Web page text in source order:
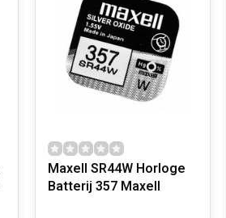
Maxell SR44W Horloge
Batterij 357 Maxell